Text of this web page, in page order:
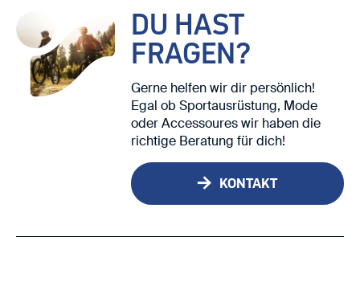
DU HAST
FRAGEN?
Gerne helfen wir dir persönlich!
Egal ob Sportausrüstung, Mode
oder Accessoures wir haben die
richtige Beratung für dich!
KONTAKT